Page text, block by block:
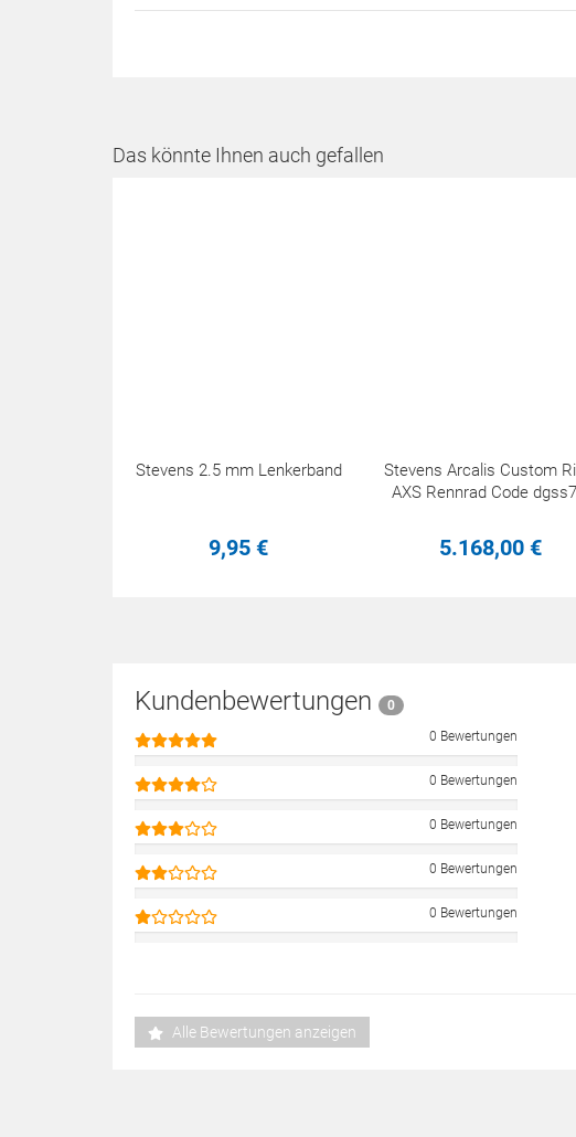
Das könnte Ihnen auch gefallen
Stevens 2.5 mm Lenkerband
9,95 €
Stevens Arcalis Custom
AXS Rennrad Code
5.168,00 €
Kundenbewertungen
0
0 Bewertungen
0 Bewertungen
0 Bewertungen
0 Bewertungen
0 Bewertungen
Alle Bewertungen anzeigen